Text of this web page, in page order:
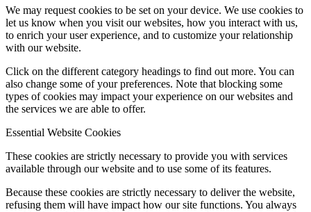
We may request cookies to be set on your device. We use cookies to
let us know when you visit our websites, how you interact with us,
to enrich your user experience, and to customize your relationship
with our website.
Click on the different category headings to find out more. You can
also change some of your preferences. Note that blocking some
types of cookies may impact your experience on our websites and
the services we are able to offer.
Essential Website Cookies
These cookies are strictly necessary to provide you with services
available through our website and to use some of its features.
Because these cookies are strictly necessary to deliver the website,
refusing them will have impact how our site functions. You always